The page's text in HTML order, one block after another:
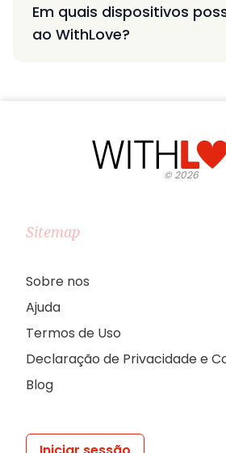
Em quais dispositivos
ao WithLove?
©2026
Sitemap
Sobre nos
Ajuda
Termos de Uso
Declaração de Privacidade e
Blog